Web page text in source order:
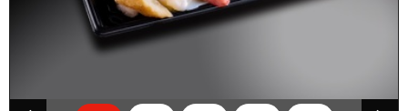
東京都品川区二葉２丁目
東京都品川区二葉３丁目